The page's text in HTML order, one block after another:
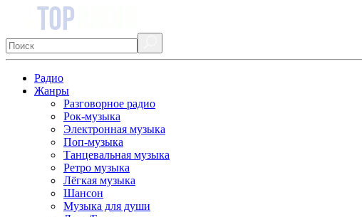
Радио
Жанры
Разговорное радио
Рок-музыка
Электронная музыка
Поп-музыка
Танцевальная музыка
Ретро музыка
Лёгкая музыка
Шансон
Музыка для души